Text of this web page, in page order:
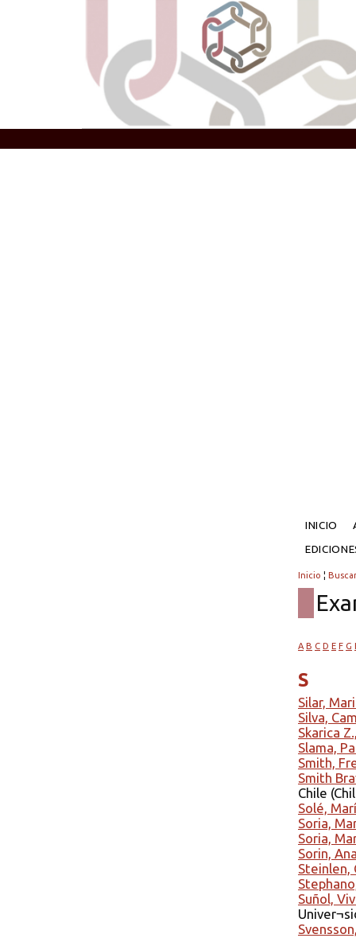
INICIO
Inicio ¦ Buscar
A B C D E F G
S
Silar,
Silva,
Skarica
Slama,
Smith,
Smith
Chile
Solé,
Soria,
Soria,
Sorin,
Steinlen,
Suñol,